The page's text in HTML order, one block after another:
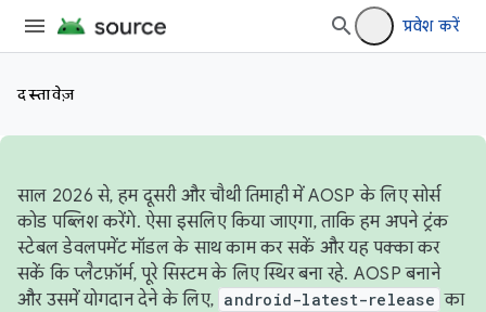
प्रवेश करें
दस्तावेज़
साल 2026 से, हम दूसरी और चौथी तिमाही में AOSP के लिए सोर्स
कोड पब्लिश करेंगे. ऐसा इसलिए किया जाएगा, ताकि हम अपने ट्रंक
स्टेबल डेवलपमेंट मॉडल के साथ काम कर सकें और यह पक्का कर
सकें कि प्लैटफ़ॉर्म, पूरे सिस्टम के लिए स्थिर बना रहे. AOSP बनाने
और उसमें योगदान देने के लिए, android-latest-release का